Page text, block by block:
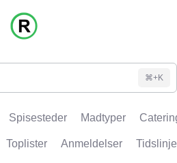
⌘+K
Spisesteder Madtyper
Toplister Anmeldelser Tidslinje